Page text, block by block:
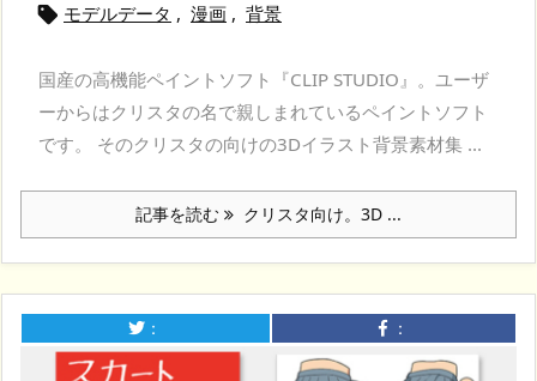
 モデルデータ , 漫画 , 背景
国産の高機能ペイントソフト『CLIP STUDIO』。ユーザ
ーからはクリスタの名で親しまれているペイントソフト
です。 そのクリスタの向けの3Dイラスト背景素材集 ...
記事を読む クリスタ向け。3D ...
： ：